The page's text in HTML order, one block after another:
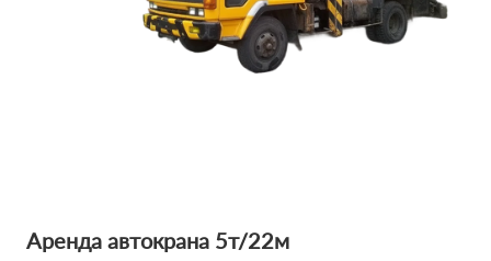
Аренда автокрана 5т/22м